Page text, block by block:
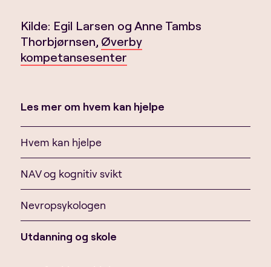
Les mer om hvem kan hjelpe
Hvem kan hjelpe
NAV og kognitiv svikt
Nevropsykologen
Utdanning og skole
Kilde: Egil Larsen og Anne Tambs
Thorbjørnsen, Øverby
kompetansesenter